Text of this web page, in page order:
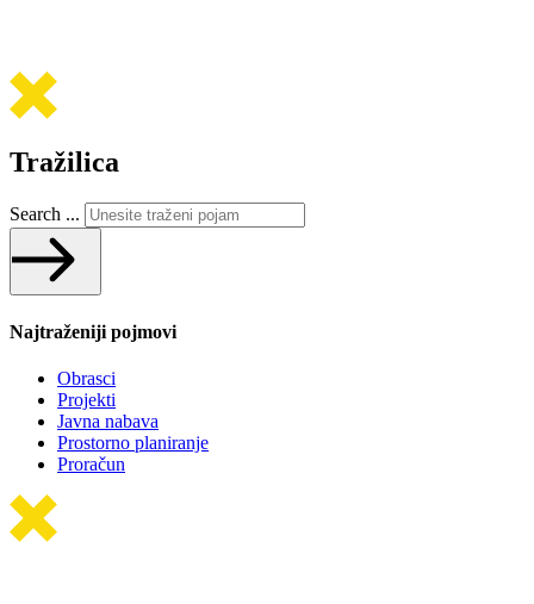
Tražilica
Search ...
Najtraženiji pojmovi
Obrasci
Projekti
Javna nabava
Prostorno planiranje
Proračun